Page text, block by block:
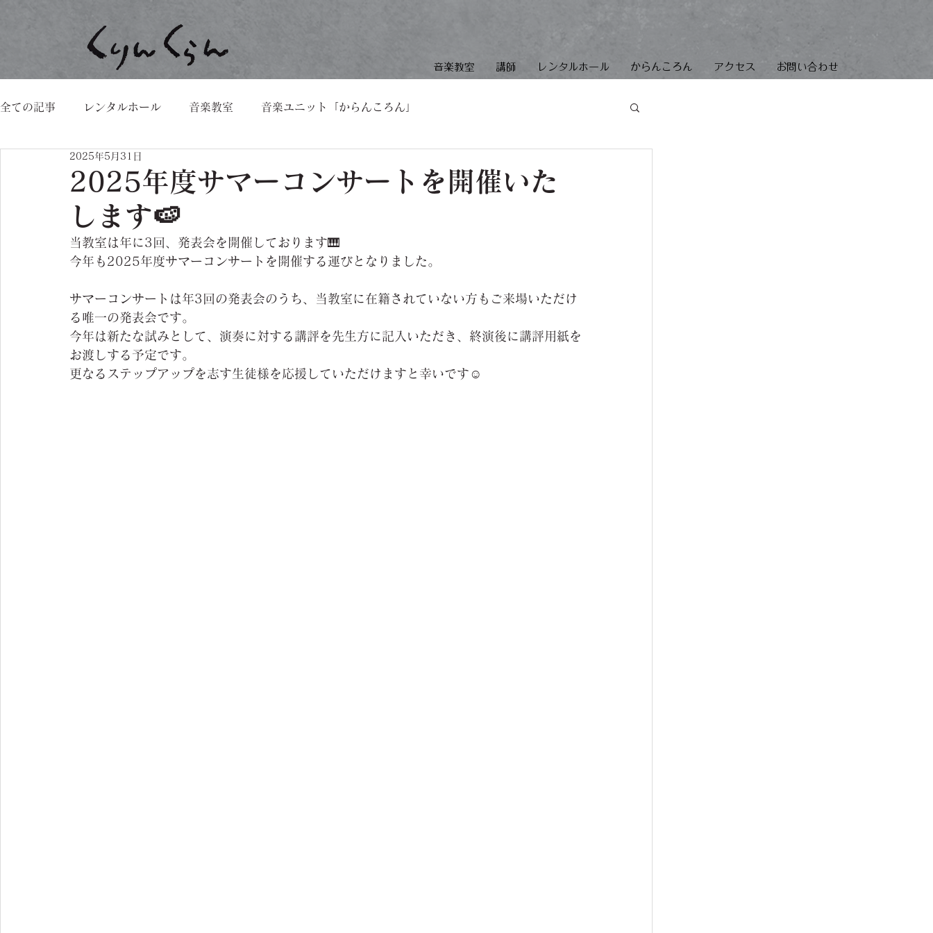
音楽教室 講師 レンタルホール からんころん アクセス お問い合わせ
全ての記事 レンタルホール 音楽教室 音楽ユニット「からんころん」
2025年度サマーコンサートを開催いた
します🍉
2025年5月31日
当教室は年に3回、発表会を開催しております🎹
今年も2025年度サマーコンサートを開催する運びとなりました。
サマーコンサートは年3回の発表会のうち、当教室に在籍されていない方もご来場いただけ
る唯一の発表会です。
今年は新たな試みとして、演奏に対する講評を先生方に記入いただき、終演後に講評用紙を
お渡しする予定です。
更なるステップアップを志す生徒様を応援していただけますと幸いです☺️